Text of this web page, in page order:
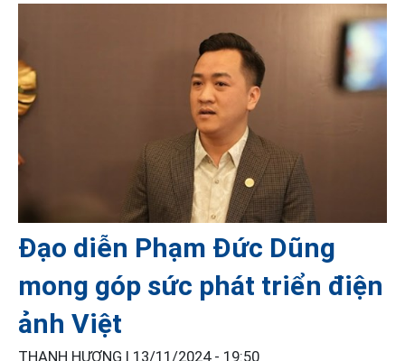
Đạo diễn Phạm Đức Dũng
mong góp sức phát triển điện
ảnh Việt
THANH HƯƠNG | 13/11/2024 - 19:50